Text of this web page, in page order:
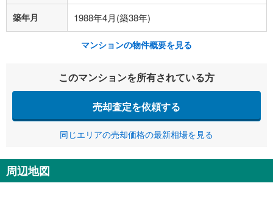
築年月 1988年4月(築38年)
マンションの物件概要を見る
このマンションを所有されている方
売却査定を依頼する
同じエリアの売却価格の最新相場を見る
周辺地図